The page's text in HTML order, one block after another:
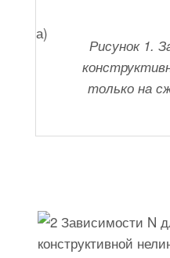
а)
Рисунок 1.
только на